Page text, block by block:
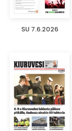
SU 7.6.2026